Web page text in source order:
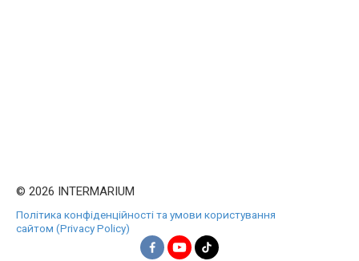
© 2026 INTERMARIUM
Політика конфіденційності та умови користування
сайтом (Privacy Policy)